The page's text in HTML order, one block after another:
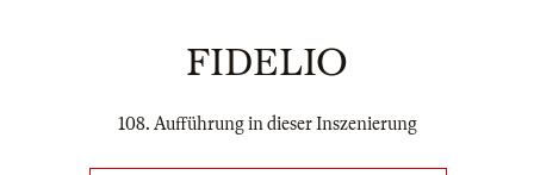
FIDELIO
108. Aufführung in dieser Inszenierung